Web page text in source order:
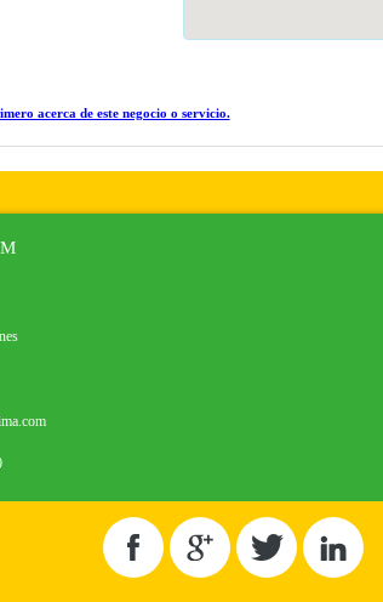
acerca de este negocio o servicio.